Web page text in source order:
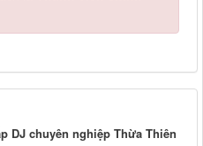
DJ chuyên nghiệp Thừa Thiên